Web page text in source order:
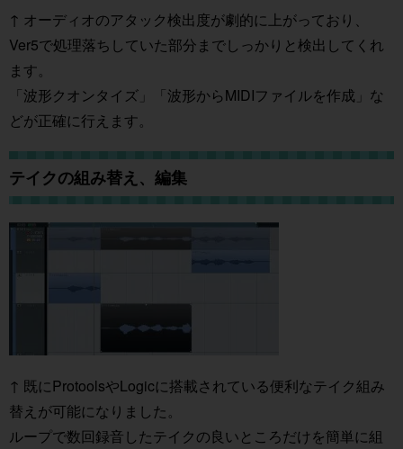
↑ オーディオのアタック検出度が劇的に上がっており、
Ver5で処理落ちしていた部分までしっかりと検出してくれ
ます。
「波形クオンタイズ」「波形からMIDIファイルを作成」な
どが正確に行えます。
テイクの組み替え、編集
↑ 既にProtoolsやLogicに搭載されている便利なテイク組み
替えが可能になりました。
ループで数回録音したテイクの良いところだけを簡単に組